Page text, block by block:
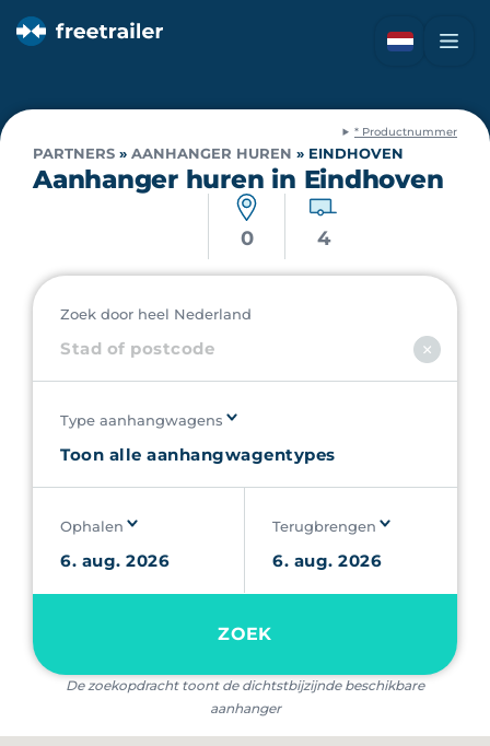
* Productnummer
PARTNERS » AANHANGER HUREN » EINDHOVEN
Aanhanger huren in Eindhoven
0 4
Zoek door heel Nederland
Type aanhangwagens
Ophalen Terugbrengen
ZOEK
De zoekopdracht toont de dichtstbijzijnde beschikbare
aanhanger